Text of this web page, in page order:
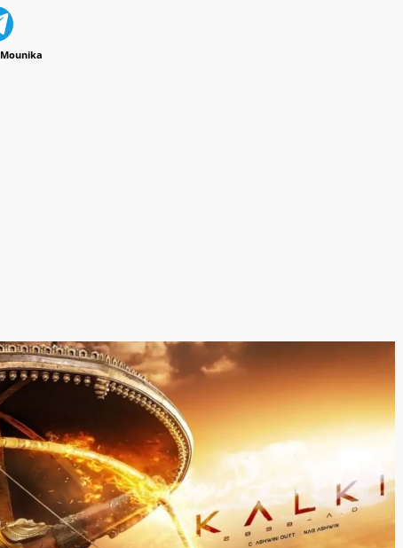
Mounika